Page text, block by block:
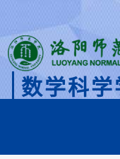
数学科